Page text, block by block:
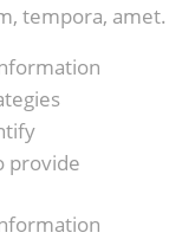
tempora, amet.
provide